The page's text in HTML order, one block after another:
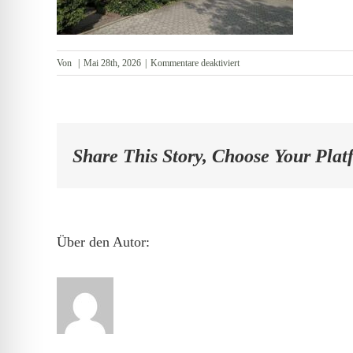
Von | Mai 28th, 2026 | Kommentare deaktiviertfür
Außenansicht
Share This Story, Choose Your
Über den Autor: